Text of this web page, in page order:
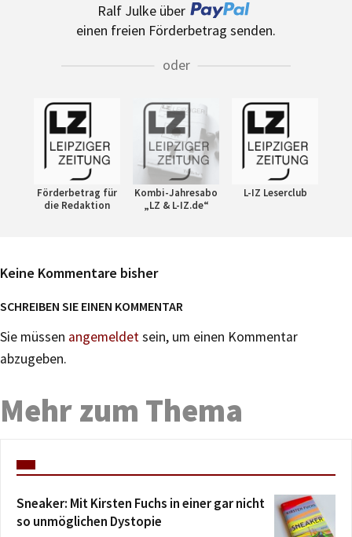
Ralf Julke über
einen freien Förderbetrag senden.
oder
Förderbetrag für
die Redaktion
Kombi-Jahresabo
„LZ & L-IZ.de“
L-IZ Leserclub
Keine Kommentare bisher
SCHREIBEN SIE EINEN KOMMENTAR
Sie müssen angemeldetsein, um einen Kommentar
abzugeben.
Mehr zum Thema
Sneaker: Mit Kirsten Fuchs in einer gar nicht
so unmöglichen Dystopie